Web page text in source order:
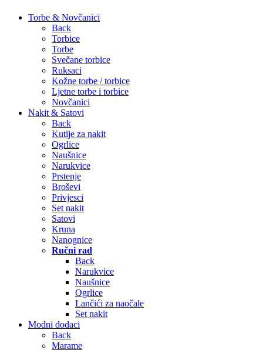
Torbe & Novčanici
Back
Torbice
Torbe
Svečane torbice
Ruksaci
Kožne torbe / torbice
Ljetne torbe i torbice
Novčanici
Nakit & Satovi
Back
Kutije za nakit
Ogrlice
Naušnice
Narukvice
Prstenje
Broševi
Privjesci
Set nakit
Satovi
Kruna
Nanognice
Ručni rad
Back
Narukvice
Naušnice
Ogrlice
Lančići za naočale
Set nakit
Modni dodaci
Back
Marame